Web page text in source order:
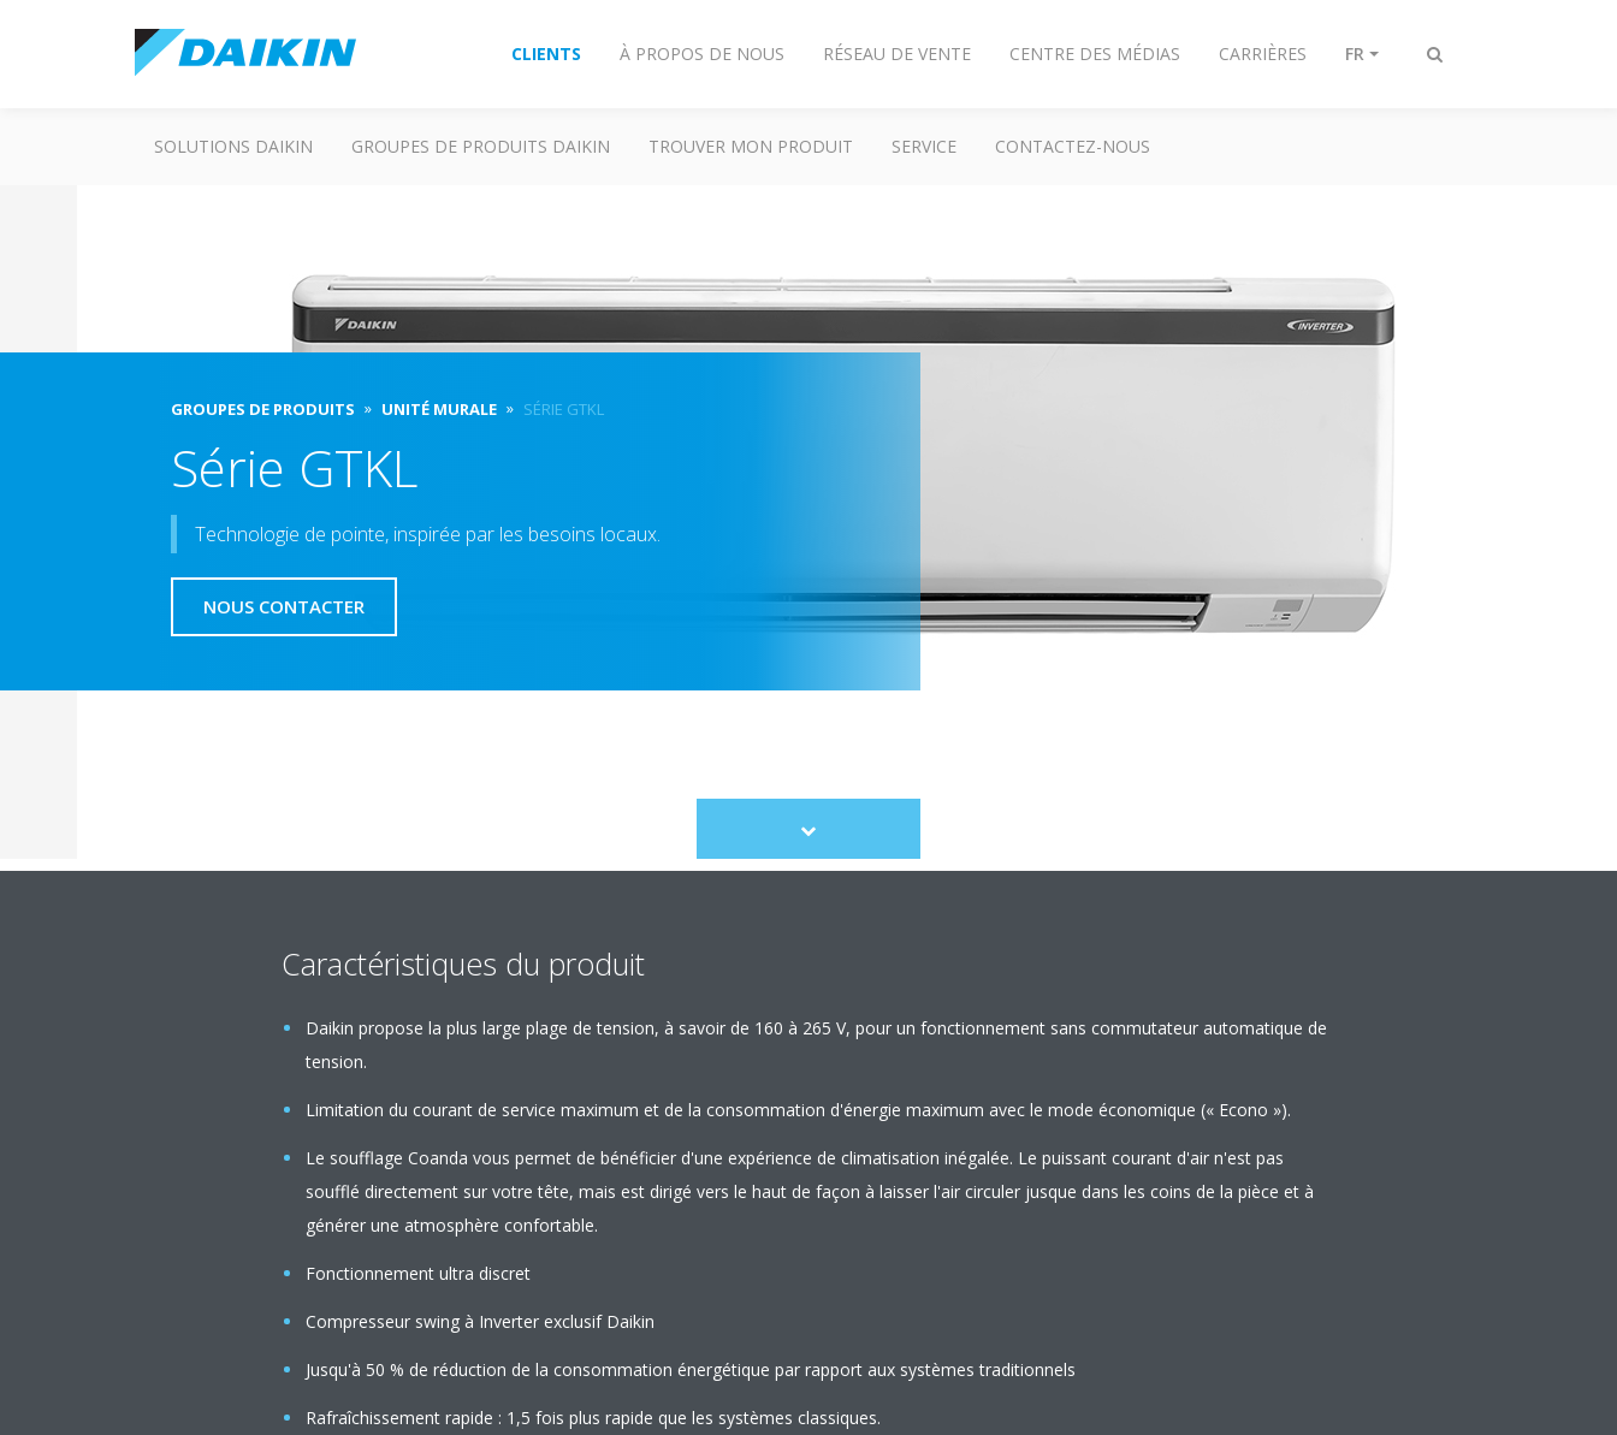
Afficher/masquer
CLIENTS À PROPOS DE NOUS RÉSEAU DE VENTE CENTRE DES MÉDIAS CARRIÈRES FR
SOLUTIONS DAIKIN GROUPES DE PRODUITS DAIKIN TROUVER MON PRODUIT SERVICE CONTACTEZ-NOUS
GROUPES DE PRODUITS UNITÉ MURALE SÉRIE GTKL
Série GTKL
Technologie de pointe, inspirée par les besoins locaux.
NOUS CONTACTER
Scroll
to
Caractéristiques du produit
Daikin propose la plus large plage de tension, à savoir de 160 à 265 V, pour un fonctionnement sans commutateur automatique de
tension.
Limitation du courant de service maximum et de la consommation d'énergie maximum avec le mode économique (« Econo »).
Le soufflage Coanda vous permet de bénéficier d'une expérience de climatisation inégalée. Le puissant courant d'air n'est pas
soufflé directement sur votre tête, mais est dirigé vers le haut de façon à laisser l'air circuler jusque dans les coins de la pièce et à
générer une atmosphère confortable.
Fonctionnement ultra discret
Compresseur swing à Inverter exclusif Daikin
Jusqu'à 50 % de réduction de la consommation énergétique par rapport aux systèmes traditionnels
Rafraîchissement rapide : 1,5 fois plus rapide que les systèmes classiques.